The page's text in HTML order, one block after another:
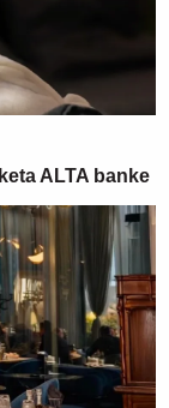
ALTA banke